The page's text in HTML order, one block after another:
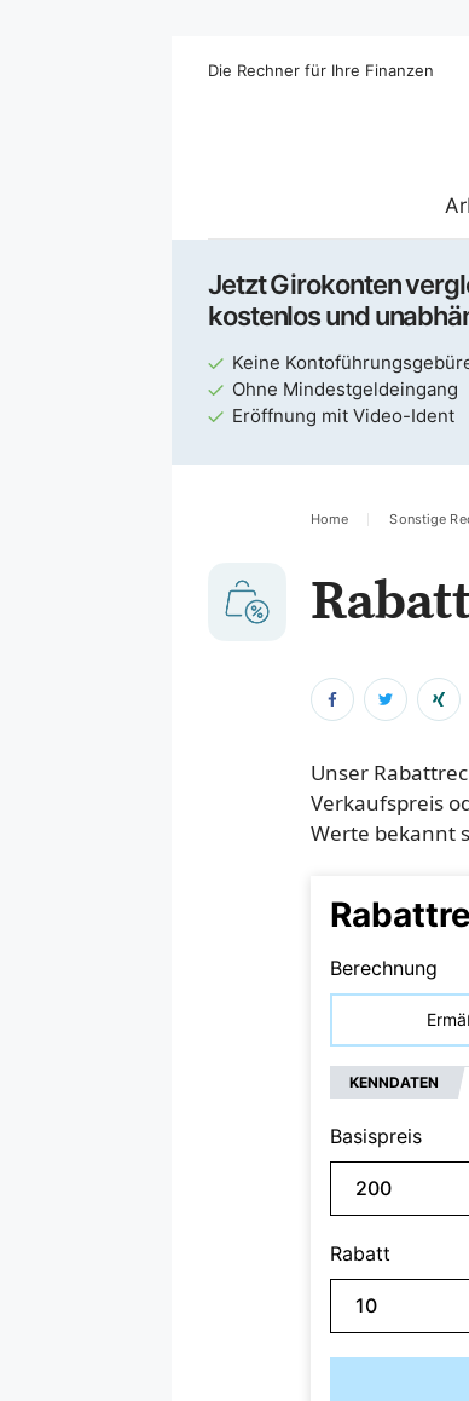
Die Rechner für Ihre Finanzen
Jetzt Girokonten
kostenlos und
Keine
Ohne Mindestgeldeingang
Eröffnung mit Video-Ident
Home Sonstige
Unser
Verkaufspreis
Werte bekannt
Berechnung
KENNDATEN
Basispreis
Rabatt